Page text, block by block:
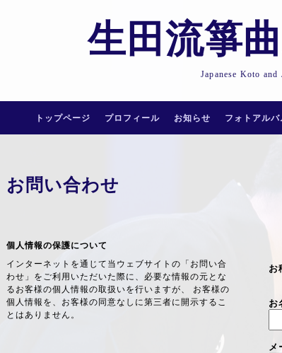
生田流箏
Japanese Koto
トップページ プロフィール お知らせ フォトアルバ
お問い合わせ
個人情報の保護について
インターネットを通じて当ウェブサイトの「お問い合
わせ」をご利用いただいた際に、必要な情報の元とな
るお客様の個人情報の取扱いを行いますが、 お客様の
個人情報を、お客様の同意なしに第三者に開示するこ
とはありません。
お
お
メ